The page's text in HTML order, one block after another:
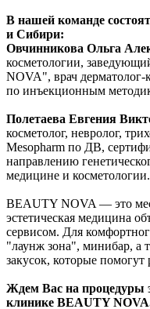
В нашей команде
и Сибири:
Овчинникова Ольга
косметологии,
NOVA", врач дерматолог-
по инъекционным
Полетаева Евгения
косметолог, невролог,
Mesopharm по ДВ,
направлению
медицине и косметологии.
BEAUTY NOVA — это
эстетическая медицина
сервисом. Для
"лаунж зона", минибар, а
закусок, которые помогут
Ждем Вас на процедуры
клинике BEAUTY